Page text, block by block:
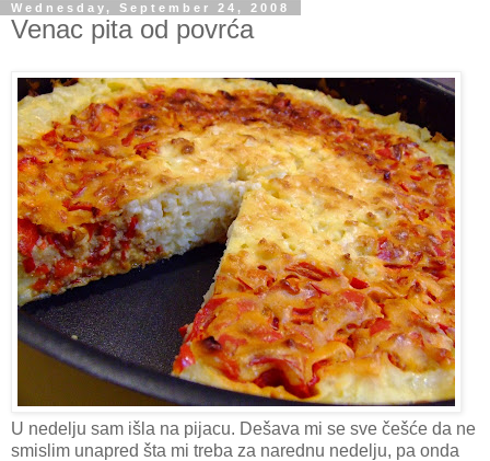
Wednesday, September 24, 2008
Venac pita od povrća
U nedelju sam išla na pijacu. Dešava mi se sve češće da ne
smislim unapred šta mi treba za narednu nedelju, pa onda